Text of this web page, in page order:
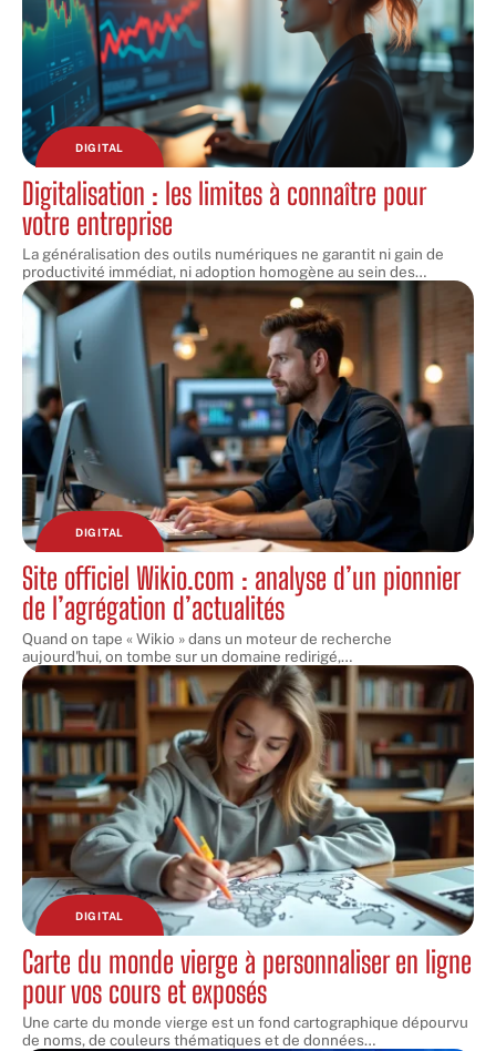
DIGITAL
Digitalisation : les limites à connaître pour
votre entreprise
La généralisation des outils numériques ne garantit ni gain de
productivité immédiat, ni adoption homogène au sein des…
DIGITAL
Site officiel Wikio.com : analyse d’un pionnier
de l’agrégation d’actualités
Quand on tape « Wikio » dans un moteur de recherche
aujourd'hui, on tombe sur un domaine redirigé,…
DIGITAL
Carte du monde vierge à personnaliser en ligne
pour vos cours et exposés
Une carte du monde vierge est un fond cartographique dépourvu
de noms, de couleurs thématiques et de données…